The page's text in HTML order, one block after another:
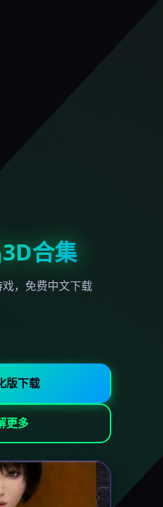
合集
，免费中文下载
版下载
更多